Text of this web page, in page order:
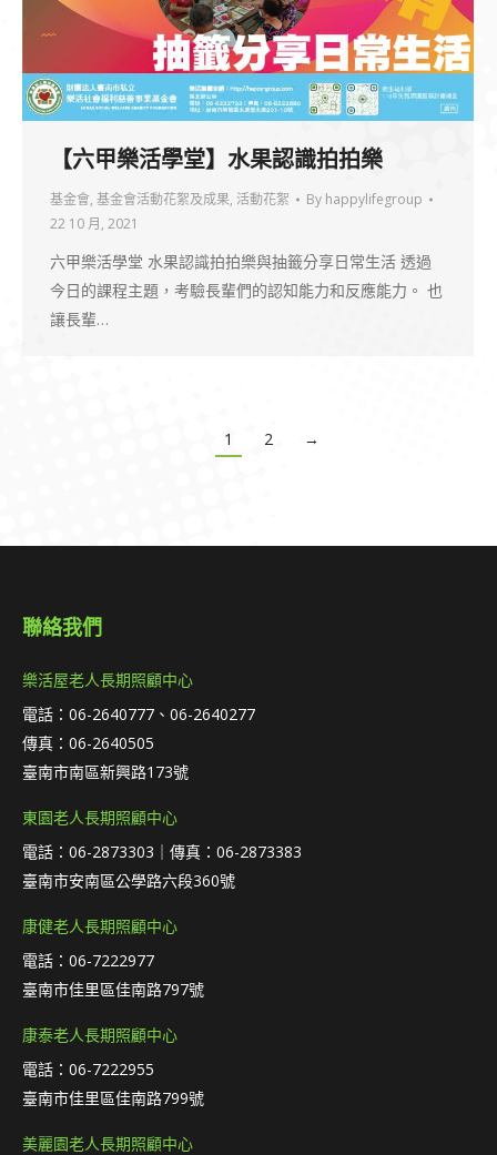
【六甲樂活學堂】水果認識拍拍樂
基金會, 基金會活動花絮及成果, 活動花絮 By happylifegroup
22 10 月, 2021
六甲樂活學堂 水果認識拍拍樂與抽籤分享日常生活 透過
今日的課程主題，考驗長輩們的認知能力和反應能力。 也
讓長輩…
1 2 →
聯絡我們
樂活屋老人長期照顧中心
電話：06-2640777、06-2640277
傳真：06-2640505
臺南市南區新興路173號
東園老人長期照顧中心
電話：06-2873303｜傳真：06-2873383
臺南市安南區公學路六段360號
康健老人長期照顧中心
電話：06-7222977
臺南市佳里區佳南路797號
康泰老人長期照顧中心
電話：06-7222955
臺南市佳里區佳南路799號
美麗園老人長期照顧中心